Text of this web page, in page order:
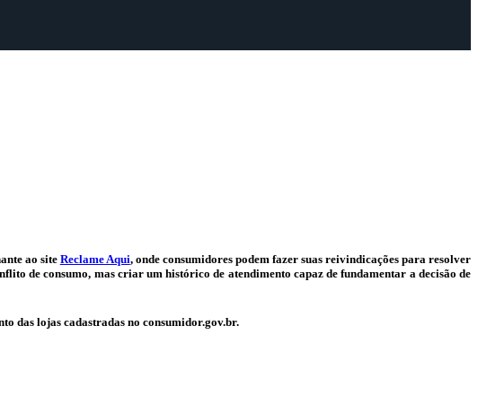
ao siteReclame Aqui, onde consumidores podem fazer suas reivindicações para resolver
de consumo, mas criar um histórico de atendimento capaz de fundamentar a decisão de
das lojas cadastradas no consumidor.gov.br.